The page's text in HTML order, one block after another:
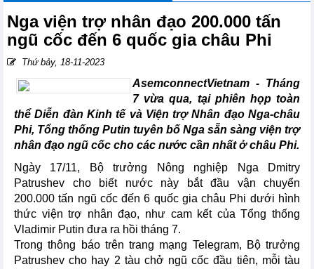
Nga viện trợ nhân đạo 200.000 tấn
ngũ cốc đến 6 quốc gia châu Phi
Thứ bảy, 18-11-2023
AsemconnectVietnam - Tháng
7 vừa qua, tại phiên họp toàn
thể Diễn đàn Kinh tế và Viện trợ Nhân đạo Nga-châu
Phi, Tổng thống Putin tuyên bố Nga sẵn sàng viện trợ
nhân đạo ngũ cốc cho các nước cần nhất ở châu Phi.
Ngày 17/11, Bộ trưởng Nông nghiệp Nga Dmitry
Patrushev cho biết nước này bắt đầu vận chuyển
200.000 tấn ngũ cốc đến 6 quốc gia châu Phi dưới hình
thức viện trợ nhân đạo, như cam kết của Tổng thống
Vladimir Putin đưa ra hồi tháng 7.
Trong thông báo trên trang mạng Telegram, Bộ trưởng
Patrushev cho hay 2 tàu chở ngũ cốc đầu tiên, mỗi tàu